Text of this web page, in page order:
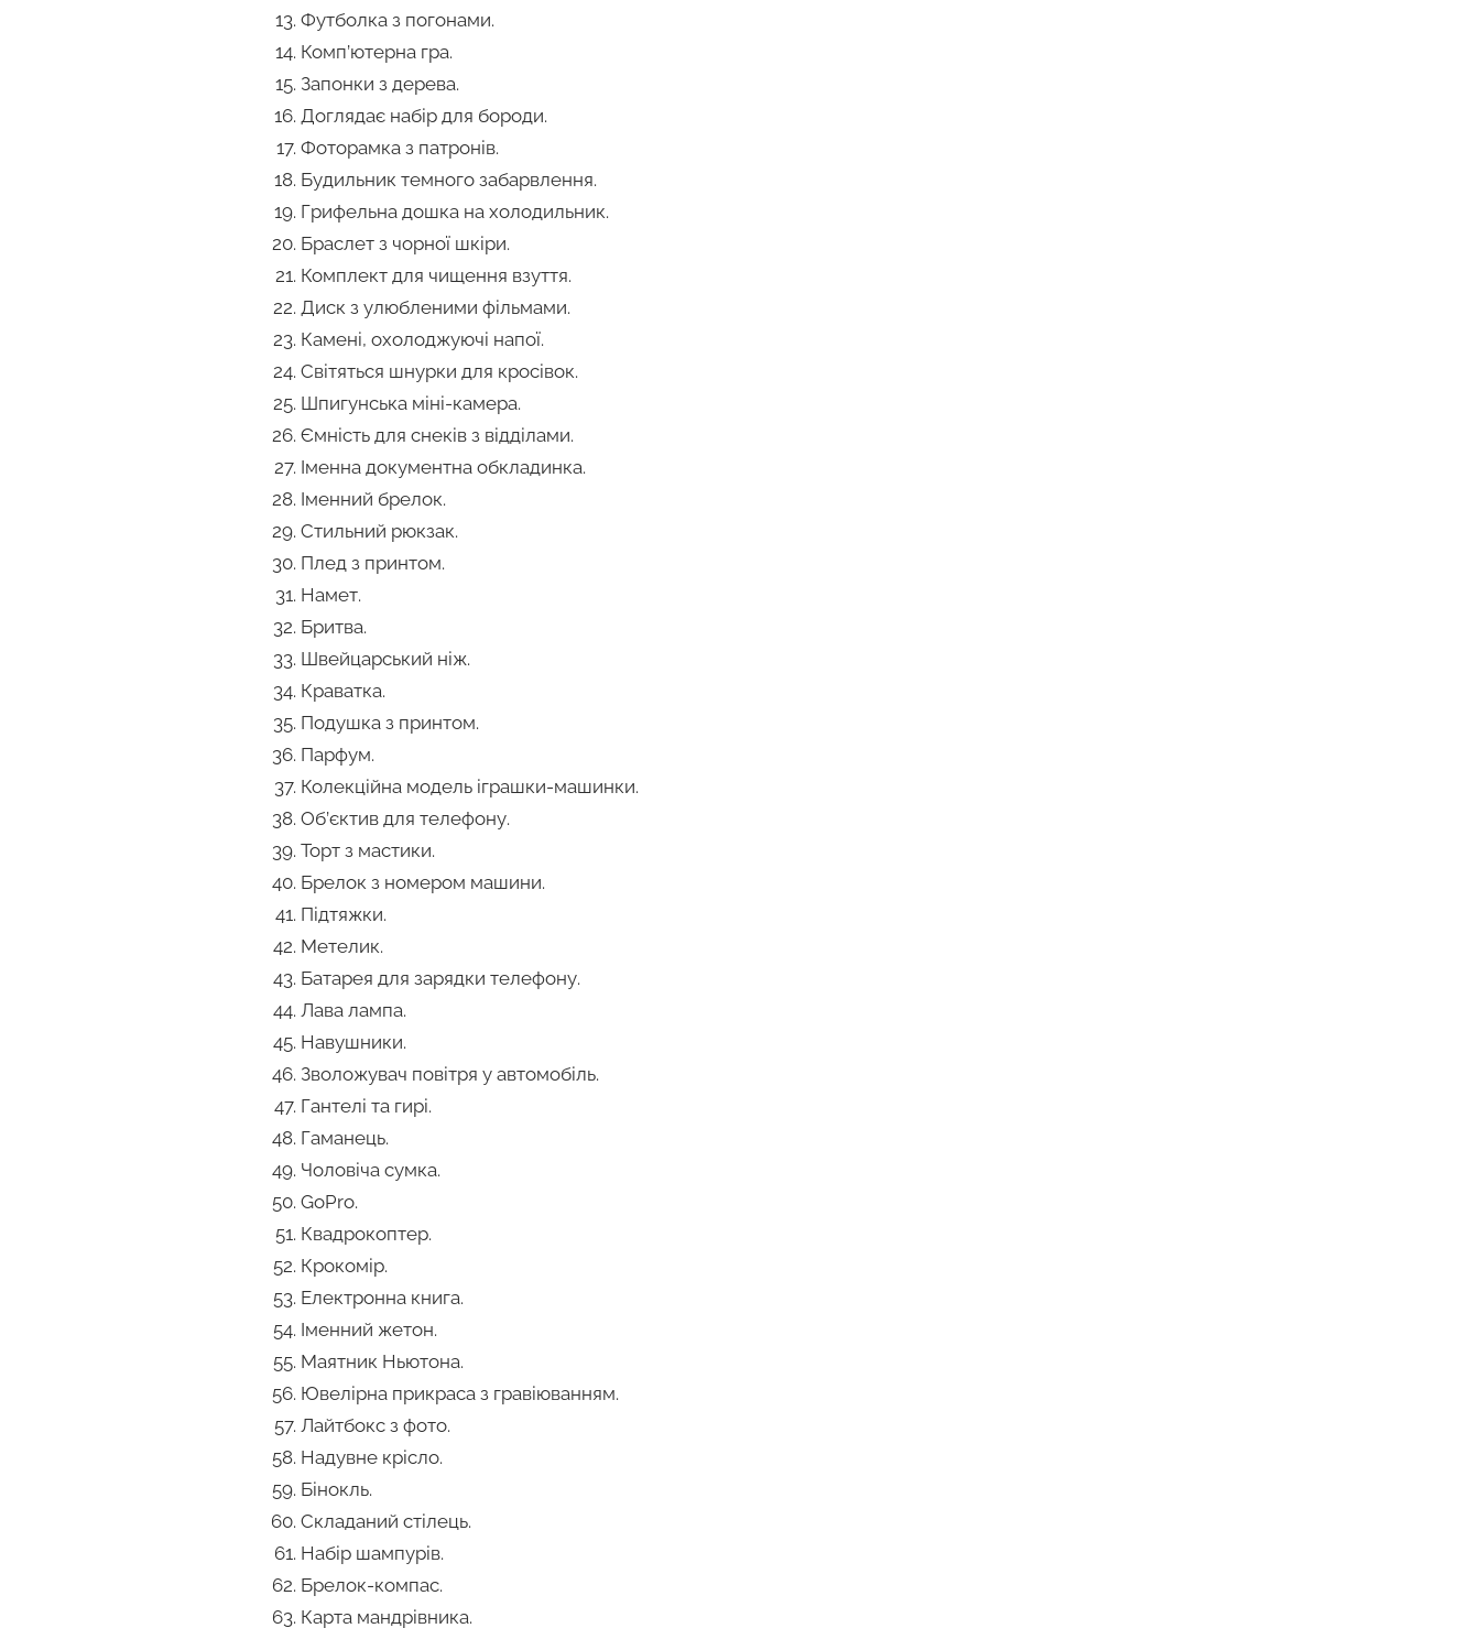
Футболка з погонами.
Комп’ютерна гра.
Запонки з дерева.
Доглядає набір для бороди.
Фоторамка з патронів.
Будильник темного забарвлення.
Грифельна дошка на холодильник.
Браслет з чорної шкіри.
Комплект для чищення взуття.
Диск з улюбленими фільмами.
Камені, охолоджуючі напої.
Світяться шнурки для кросівок.
Шпигунська міні-камера.
Ємність для снеків з відділами.
Іменна документна обкладинка.
Іменний брелок.
Стильний рюкзак.
Плед з принтом.
Намет.
Бритва.
Швейцарський ніж.
Краватка.
Подушка з принтом.
Парфум.
Колекційна модель іграшки-машинки.
Об’єктив для телефону.
Торт з мастики.
Брелок з номером машини.
Підтяжки.
Метелик.
Батарея для зарядки телефону.
Лава лампа.
Навушники.
Зволожувач повітря у автомобіль.
Гантелі та гирі.
Гаманець.
Чоловіча сумка.
GoPro.
Квадрокоптер.
Крокомір.
Електронна книга.
Іменний жетон.
Маятник Ньютона.
Ювелірна прикраса з гравіюванням.
Лайтбокс з фото.
Надувне крісло.
Бінокль.
Складаний стілець.
Набір шампурів.
Брелок-компас.
Карта мандрівника.